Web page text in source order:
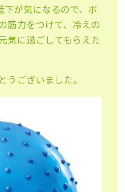
下が気になるので、ボ
筋力をつけて、冷えの
気に過ごしてもらえた
うございました。